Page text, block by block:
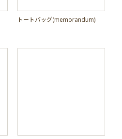
goods
トートバッグ(memorandum)